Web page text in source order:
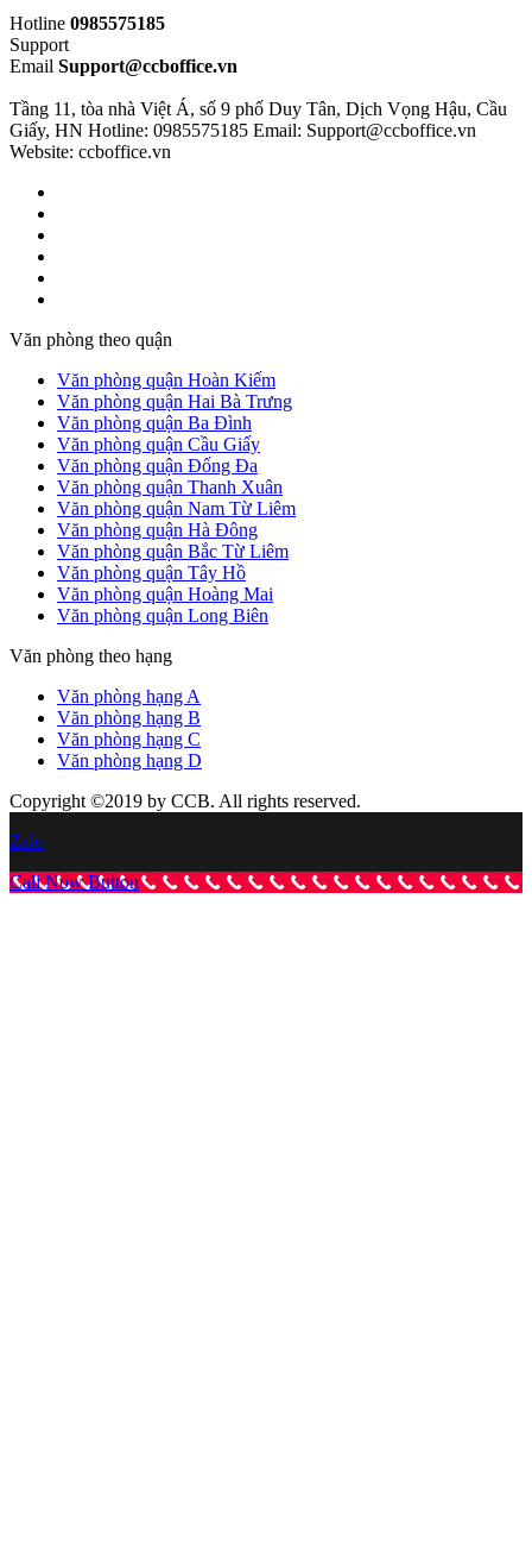
Hotline 0985575185
Support
Email Support@ccboffice.vn
Tầng 11, tòa nhà Việt Á, số 9 phố Duy Tân, Dịch Vọng Hậu, Cầu
Giấy, HN Hotline: 0985575185 Email: Support@ccboffice.vn
Website: ccboffice.vn
Văn phòng theo quận
Văn phòng quận Hoàn Kiếm
Văn phòng quận Hai Bà Trưng
Văn phòng quận Ba Đình
Văn phòng quận Cầu Giấy
Văn phòng quận Đống Đa
Văn phòng quận Thanh Xuân
Văn phòng quận Nam Từ Liêm
Văn phòng quận Hà Đông
Văn phòng quận Bắc Từ Liêm
Văn phòng quận Tây Hồ
Văn phòng quận Hoàng Mai
Văn phòng quận Long Biên
Văn phòng theo hạng
Văn phòng hạng A
Văn phòng hạng B
Văn phòng hạng C
Văn phòng hạng D
Copyright ©2019 by CCB. All rights reserved.
Zalo
Call Now Button